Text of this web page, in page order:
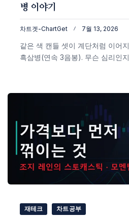
병 이야기
차트겟-ChartGet 7월 13, 2026
같은 색 캔들 셋이 계단처럼 이어
흑삼병(연속 3음봉). 무슨 심리인
차트로 정리했습니다.
재테크 차트공부